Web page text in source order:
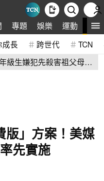
專題 娛樂 運動 全
成長 跨世代 TCN
級生嫌犯先殺害祖父母再
」方案！美媒
先實施